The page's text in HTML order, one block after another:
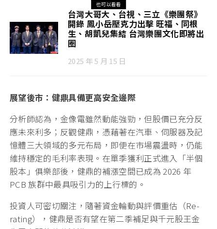
也可以看看
台灣大哥大、台視、三立《樂團祭》
開錄 鳳小岳壓克力出擊 旺福、同根
生、胡凱兒集結 台灣樂團文化即將出
圈
2025 年 5 月 15 日
展望後市：健鼎具備更高安全邊際
分析師認為，金像電雖然動能強勁，但股價已充分反
應未來利多；反觀健鼎，憑藉著在汽車、伺服器及記
憶體三大領域的多元布局，即便在市場震盪時，仍能
維持穩定的毛利率表現。在單季獲利正式進入「半個
股本」俱樂部後，健鼎的補漲空間已成為 2026 年
PCB 族群中最具吸引力的上行標的。
投資人可密切關注，隨著資金輪動與評價重估（Re-
rating），健鼎是否有望在第二季補足與千元股王金